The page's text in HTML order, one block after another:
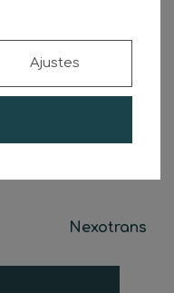
sean utilizados
Europea
una directiva
de modos de
sus factores
Nexotrans
Ajustes